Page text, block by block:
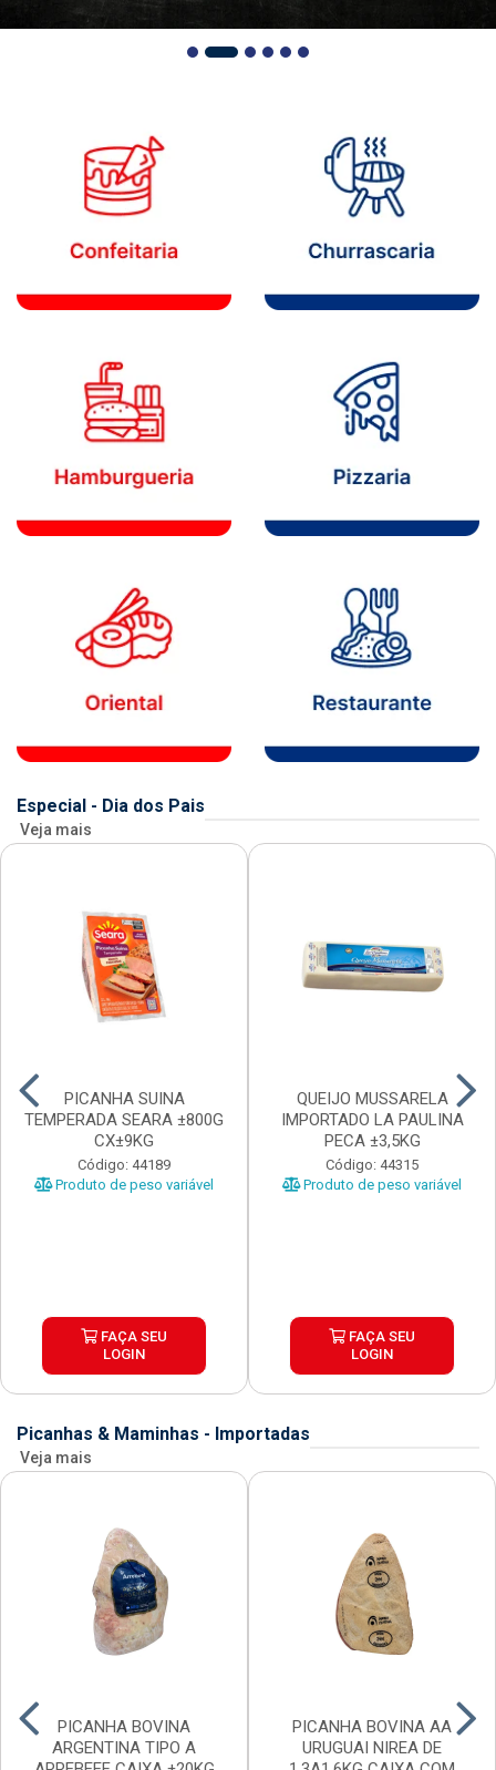
Especial - Dia dos Pais
Veja mais
PICANHA SUINA
TEMPERADA SEARA ±800G
CX±9KG
Código: 44189
Produto de peso variável
FAÇA SEU
LOGIN
QUEIJO MUSSARELA
IMPORTADO LA PAULINA
PECA ±3,5KG
Código: 44315
Produto de peso variável
FAÇA SEU
LOGIN
Picanhas & Maminhas - Importadas
Veja mais
PICANHA BOVINA
ARGENTINA TIPO A
PICANHA BOVINA AA
URUGUAI NIREA DE